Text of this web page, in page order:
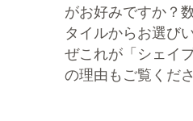
がお好みですか？
タイルからお選び
ぜこれが「シェイ
の理由もご覧くださ